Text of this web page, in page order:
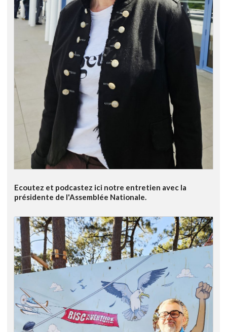
Ecoutez et podcastez ici notre entretien avec la
présidente de l'Assemblée Nationale.